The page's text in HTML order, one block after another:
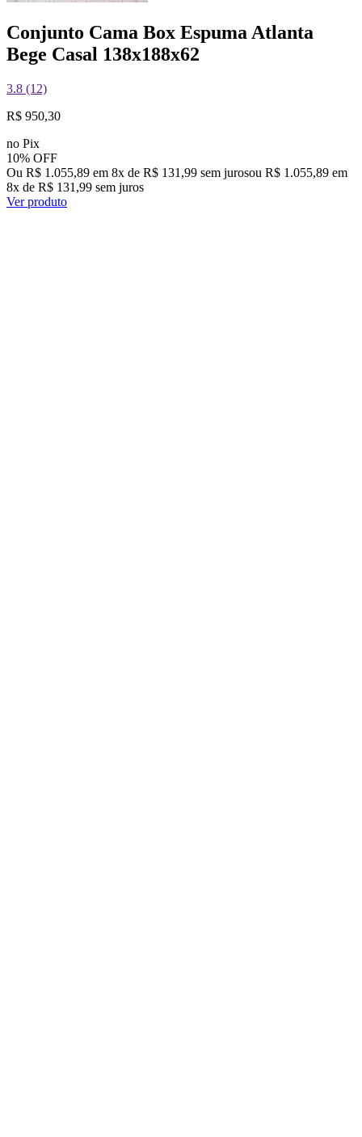
Conjunto Cama Box Espuma Atlanta
Bege Casal 138x188x62
3.8 (12)
R$ 950,30
no Pix
10% OFF
Ou R$ 1.055,89 em 8x de R$ 131,99 sem jurosou R$ 1.055,89 em
8x de R$ 131,99 sem juros
Ver produto